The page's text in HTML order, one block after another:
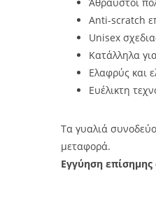
Anti-scratch
Unisex
Κατάλληλα
Ελαφρύς και
Ευέλικτη
Τα γυαλιά
μεταφορά.
Εγγύηση